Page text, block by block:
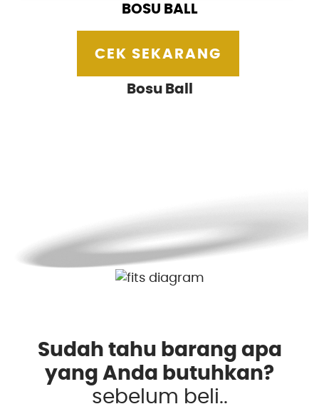
BOSU BALL
CEK SEKARANG
Bosu Ball
Sudah tahu barang apa
yang Anda butuhkan?
sebelum beli..